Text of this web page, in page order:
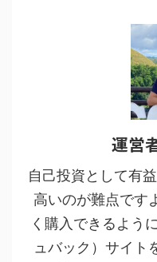
運営
自己投資として有
高いのが難点です
く購入できるよう
ュバック）サイト